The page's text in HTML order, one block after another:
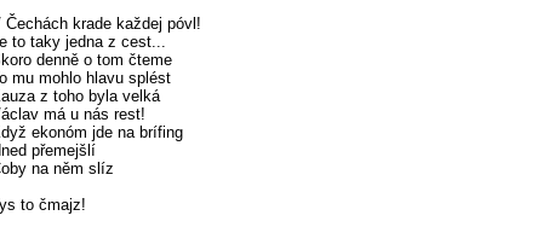
Čechách krade každej póvl!
to taky jedna z cest...
denně o tom čteme
mu mohlo hlavu splést
z toho byla velká
má u nás rest!
ekonóm jde na brífing
přemejšlí
na něm slíz
to čmajz!